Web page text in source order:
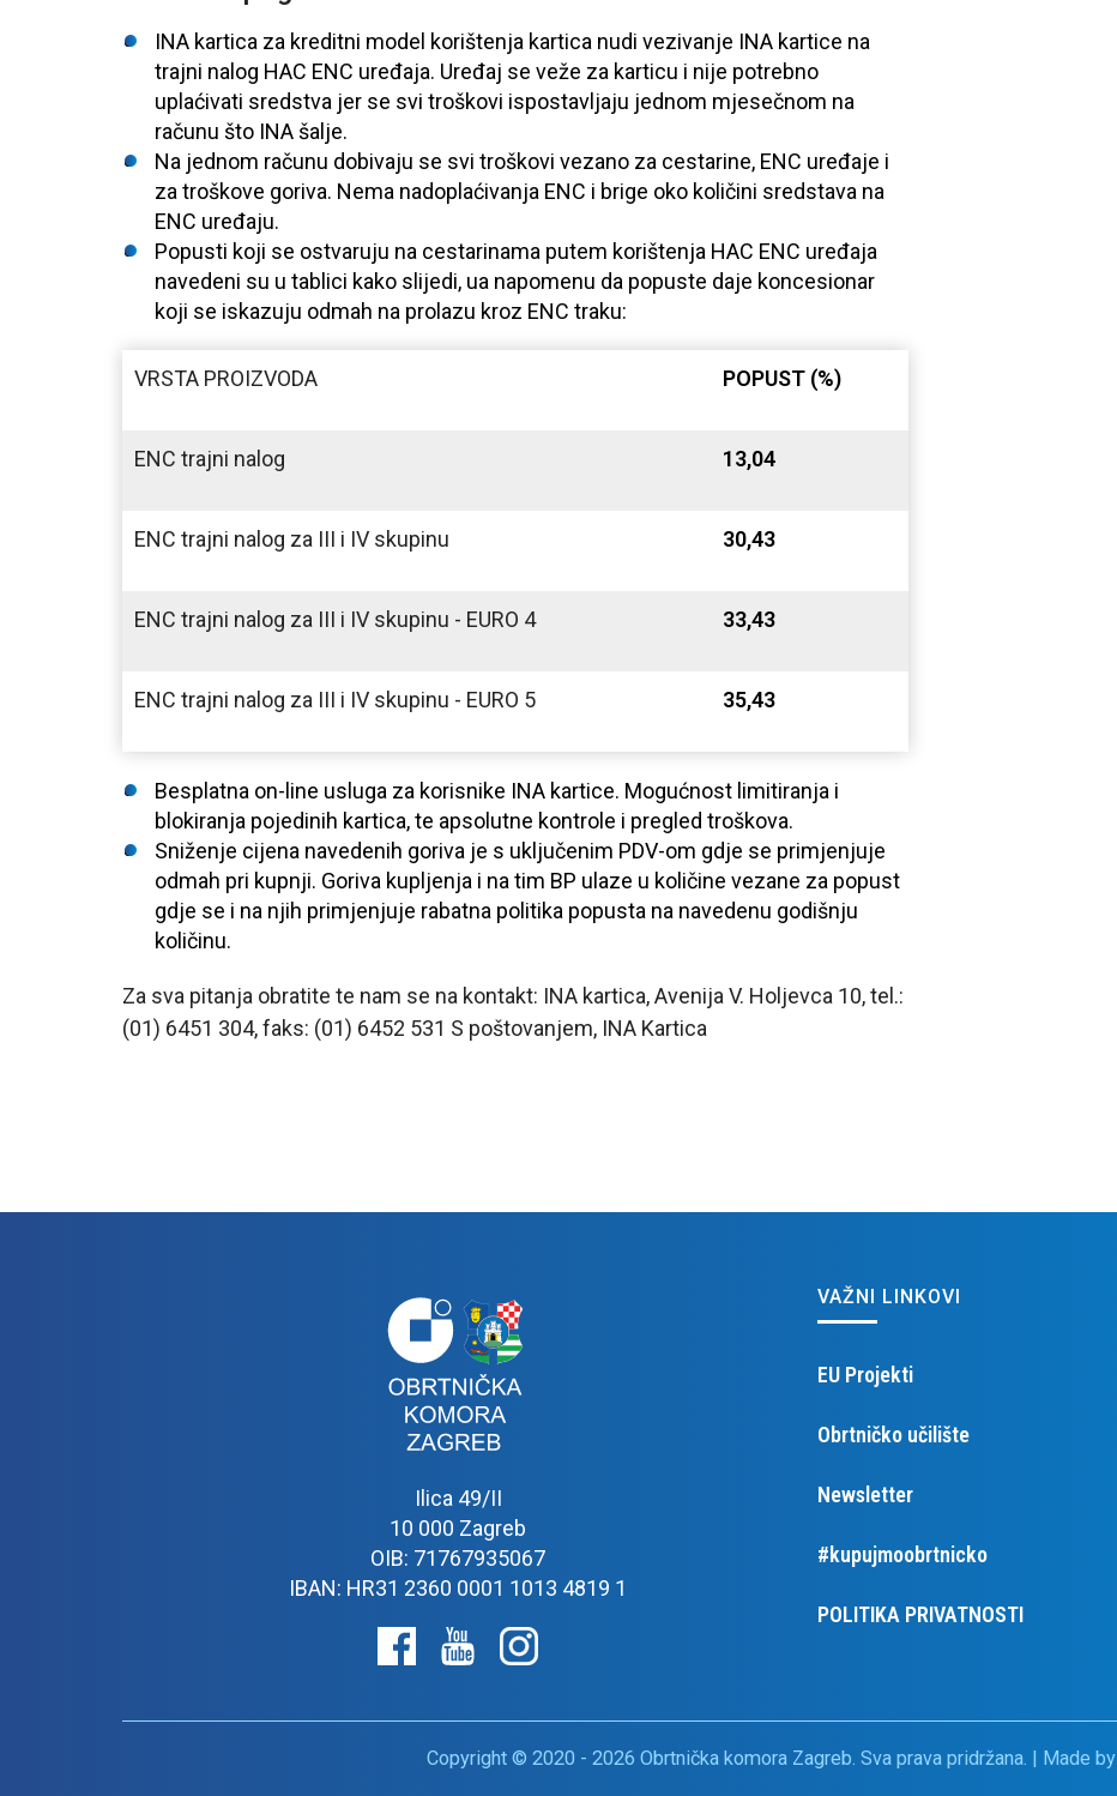
INA kartica za kreditni model korištenja kartica nudi vezivanje INA kartice na
trajni nalog HAC ENC uređaja. Uređaj se veže za karticu i nije potrebno
uplaćivati sredstva jer se svi troškovi ispostavljaju jednom mjesečnom na
računu što INA šalje.
Na jednom računu dobivaju se svi troškovi vezano za cestarine, ENC uređaje i
za troškove goriva. Nema nadoplaćivanja ENC i brige oko količini sredstava na
ENC uređaju.
Popusti koji se ostvaruju na cestarinama putem korištenja HAC ENC uređaja
navedeni su u tablici kako slijedi, ua napomenu da popuste daje koncesionar
koji se iskazuju odmah na prolazu kroz ENC traku:
VRSTA PROIZVODA POPUST (%)
ENC trajni nalog 13,04
ENC trajni nalog za III i IV skupinu 30,43
ENC trajni nalog za III i IV skupinu - EURO 4 33,43
ENC trajni nalog za III i IV skupinu - EURO 5 35,43
Besplatna on-line usluga za korisnike INA kartice. Mogućnost limitiranja i
blokiranja pojedinih kartica, te apsolutne kontrole i pregled troškova.
Sniženje cijena navedenih goriva je s uključenim PDV-om gdje se primjenjuje
odmah pri kupnji. Goriva kupljenja i na tim BP ulaze u količine vezane za popust
gdje se i na njih primjenjuje rabatna politika popusta na navedenu godišnju
količinu.
Za sva pitanja obratite te nam se na kontakt: INA kartica, Avenija V. Holjevca 10, tel.:
(01) 6451 304, faks: (01) 6452 531 S poštovanjem, INA Kartica
Ilica 49/II
10 000 Zagreb
OIB: 71767935067
IBAN: HR31 2360 0001 1013 4819 1
VAŽNI LINKOVI
EU Projekti
Obrtničko učilište
Newsletter
#kupujmoobrtnicko
POLITIKA PRIVATNOSTI
Copyright © 2020 - 2026 Obrtnička komora Zagreb. Sva prava pridržana. | Made by